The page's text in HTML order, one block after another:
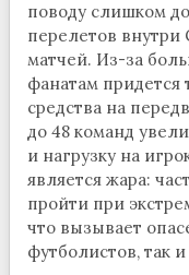
поводу слишком
перелетов внутри
матчей. Из-за
фанатам придется
средства на
до 48 команд
и нагрузку на
является жара:
пройти при
что вызывает
футболистов, так